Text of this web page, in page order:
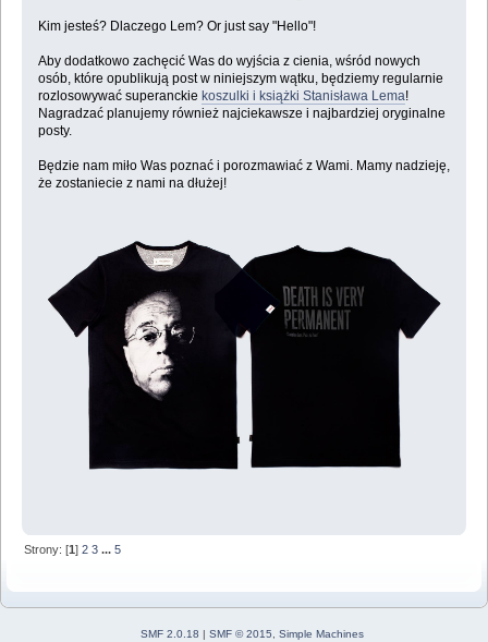
Kim jesteś? Dlaczego Lem? Or just say "Hello"!
Aby dodatkowo zachęcić Was do wyjścia z cienia, wśród nowych
osób, które opublikują post w niniejszym wątku, będziemy regularnie
rozlosowywać superanckie koszulki i książki Stanisława Lema!
Nagradzać planujemy również najciekawsze i najbardziej oryginalne
posty.
Będzie nam miło Was poznać i porozmawiać z Wami. Mamy nadzieję,
że zostaniecie z nami na dłużej!
Strony: [1]2 3 ...5
SMF 2.0.18 | SMF © 2015, Simple Machines